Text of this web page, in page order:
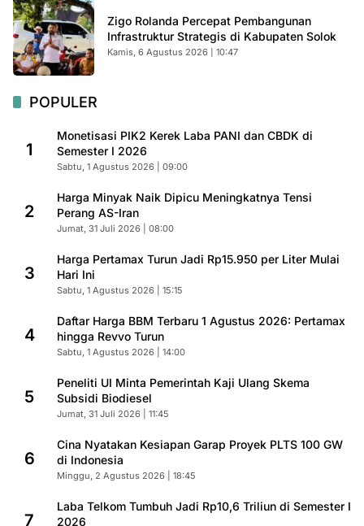
Zigo Rolanda Percepat Pembangunan
Infrastruktur Strategis di Kabupaten Solok
Kamis, 6 Agustus 2026 | 10:47
POPULER
1
Monetisasi PIK2 Kerek Laba PANI dan CBDK di
Semester I 2026
Sabtu, 1 Agustus 2026 | 09:00
2
Harga Minyak Naik Dipicu Meningkatnya Tensi
Perang AS-Iran
Jumat, 31 Juli 2026 | 08:00
3
Harga Pertamax Turun Jadi Rp15.950 per Liter Mulai
Hari Ini
Sabtu, 1 Agustus 2026 | 15:15
4
Daftar Harga BBM Terbaru 1 Agustus 2026: Pertamax
hingga Revvo Turun
Sabtu, 1 Agustus 2026 | 14:00
5
Peneliti UI Minta Pemerintah Kaji Ulang Skema
Subsidi Biodiesel
Jumat, 31 Juli 2026 | 11:45
6
Cina Nyatakan Kesiapan Garap Proyek PLTS 100 GW
di Indonesia
Minggu, 2 Agustus 2026 | 18:45
7
Laba Telkom Tumbuh Jadi Rp10,6 Triliun di Semester I
2026